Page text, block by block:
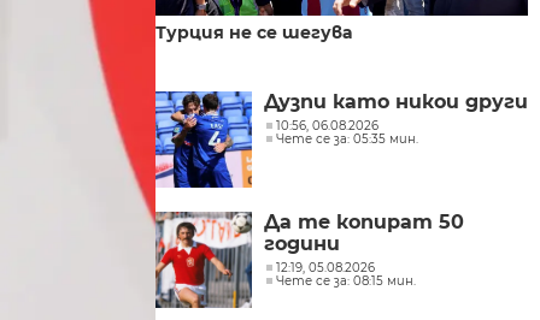
Турция не се шегува
Дузпи като никои други
10:56, 06.08.2026
Чете се за: 05:35 мин.
Да те копират 50
години
12:19, 05.08.2026
Чете се за: 08:15 мин.